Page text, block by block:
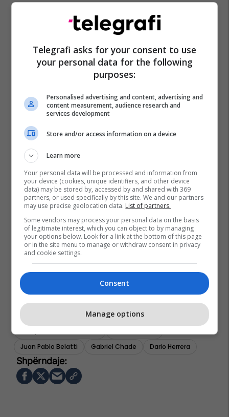
Kombëtarja E Francës Përfaqësuesja E Marokut
Juan Pablo Belatti
Gabriel Chade Dario Herrera
Telegrafi asks for your consent to use
your personal data for the following
purposes:
Personalised advertising and content, advertising and
content measurement, audience research and
services development
Store and/or access information on a device
Learn more
Your personal data will be processed and information from
your device (cookies, unique identifiers, and other device
data) may be stored by, accessed by and shared with 369
partners, or used specifically by this site. We and our partners
may use precise geolocation data. List of partners.
Some vendors may process your personal data on the basis
of legitimate interest, which you can object to by managing
your options below. Look for a link at the bottom of this page
or in the site menu to manage or withdraw consent in privacy
and cookie settings.
Consent
Manage options